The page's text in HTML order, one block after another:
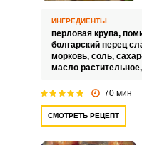
ИНГРЕДИЕНТЫ
перловая крупа,
болгарский перец
морковь, соль,
масло растительное,
70 мин
СМОТРЕТЬ РЕЦЕПТ